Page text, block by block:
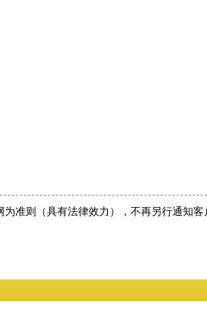
为准则（具有法律效力），不再另行通知